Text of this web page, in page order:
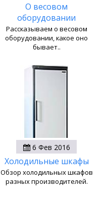
О весовом
оборудовании
Рассказываем о весовом
оборудовании, какое оно
бывает..
6 Фев 2016
Холодильные шкафы
Обзор холодильных шкафов
разных производителей.